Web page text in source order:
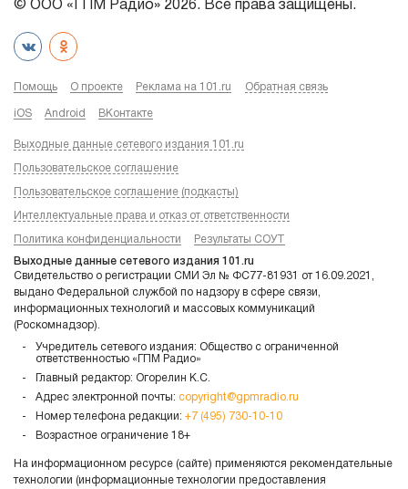
© ООО «ГПМ Радио» 2026. Все права защищены.
Помощь О проекте Реклама на 101.ru Обратная связь
iOS Android ВКонтакте
Выходные данные сетевого издания 101.ru
Пользовательское соглашение
Пользовательское соглашение (подкасты)
Интеллектуальные права и отказ от ответственности
Политика конфиденциальности Результаты СОУТ
Выходные данные сетевого издания 101.ru
Свидетельство о регистрации СМИ Эл № ФС77-81931 от 16.09.2021,
выдано Федеральной службой по надзору в сфере связи,
информационных технологий и массовых коммуникаций
(Роскомнадзор).
Учредитель сетевого издания: Общество с ограниченной
ответственностью «ГПМ Радио»
Главный редактор: Огорелин К.С.
Адрес электронной почты: copyright@gpmradio.ru
Номер телефона редакции: +7 (495) 730-10-10
Возрастное ограничение 18+
На информационном ресурсе (сайте) применяются рекомендательные
технологии (информационные технологии предоставления